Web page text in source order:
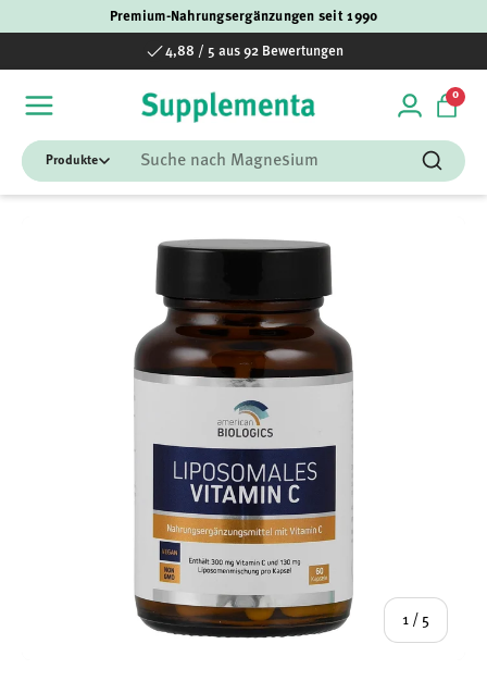
Premium-Nahrungsergänzungen seit 1990
4,88 / 5 aus 92 Bewertungen
Einloggen
00
Suchen
Suchen
1 / von
5